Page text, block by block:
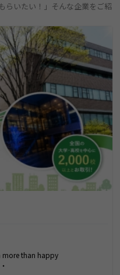
らいたい！」そんな企業をご紹
than happy